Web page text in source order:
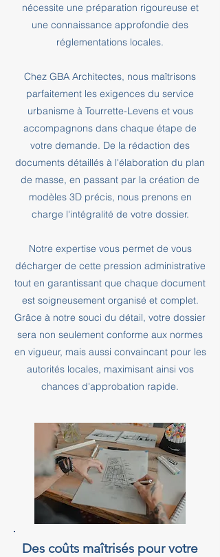
nécessite une préparation rigoureuse et
une connaissance approfondie des
réglementations locales.
Chez GBA Architectes, nous maîtrisons
parfaitement les exigences du service
urbanisme à Tourrette-Levens et vous
accompagnons dans chaque étape de
votre demande. De la rédaction des
documents détaillés à l'élaboration du plan
de masse, en passant par la création de
modèles 3D précis, nous prenons en
charge l'intégralité de votre dossier.
Notre expertise vous permet de vous
décharger de cette pression administrative
tout en garantissant que chaque document
est soigneusement organisé et complet.
Grâce à notre souci du détail, votre dossier
sera non seulement conforme aux normes
en vigueur, mais aussi convaincant pour les
autorités locales, maximisant ainsi vos
chances d'approbation rapide.
Des coûts maîtrisés pour votre